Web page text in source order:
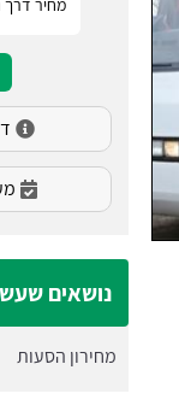
מחיר
נושאים
מחירון הסעות